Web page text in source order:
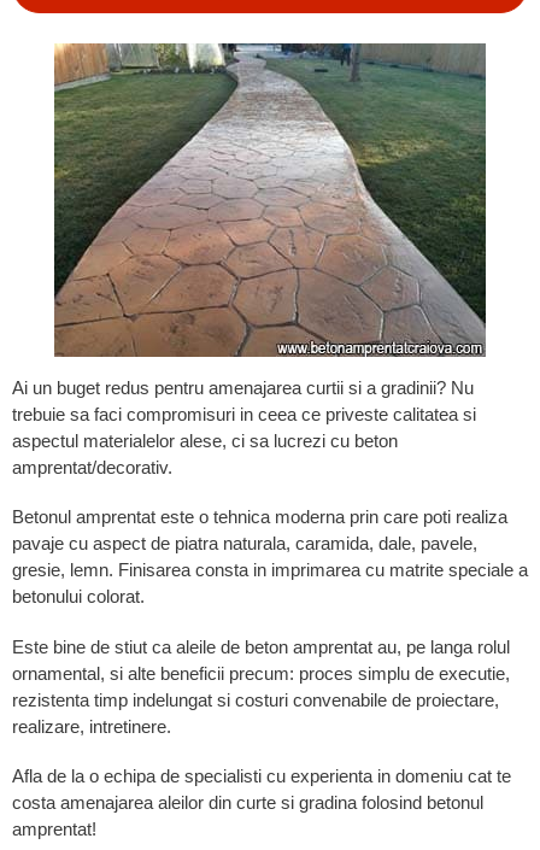
Ai un buget redus pentru amenajarea curtii si a gradinii? Nu
trebuie sa faci compromisuri in ceea ce priveste calitatea si
aspectul materialelor alese, ci sa lucrezi cu beton
amprentat/decorativ.
Betonul amprentat este o tehnica moderna prin care poti realiza
pavaje cu aspect de piatra naturala, caramida, dale, pavele,
gresie, lemn. Finisarea consta in imprimarea cu matrite speciale a
betonului colorat.
Este bine de stiut ca aleile de beton amprentat au, pe langa rolul
ornamental, si alte beneficii precum: proces simplu de executie,
rezistenta timp indelungat si costuri convenabile de proiectare,
realizare, intretinere.
Afla de la o echipa de specialisti cu experienta in domeniu cat te
costa amenajarea aleilor din curte si gradina folosind betonul
amprentat!